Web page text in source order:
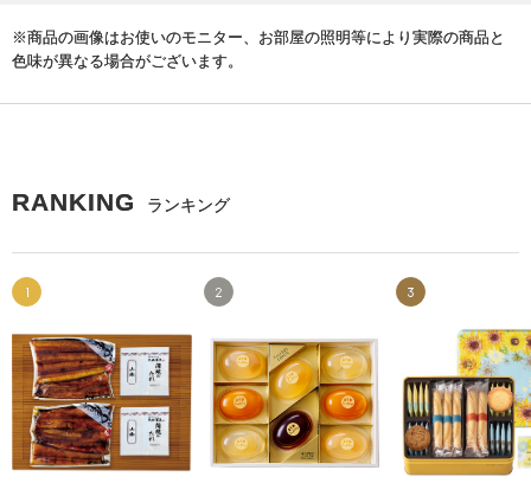
※商品の画像はお使いのモニター、お部屋の照明等により実際の商品と
色味が異なる場合がございます。
RANKING ランキング
1 2 3